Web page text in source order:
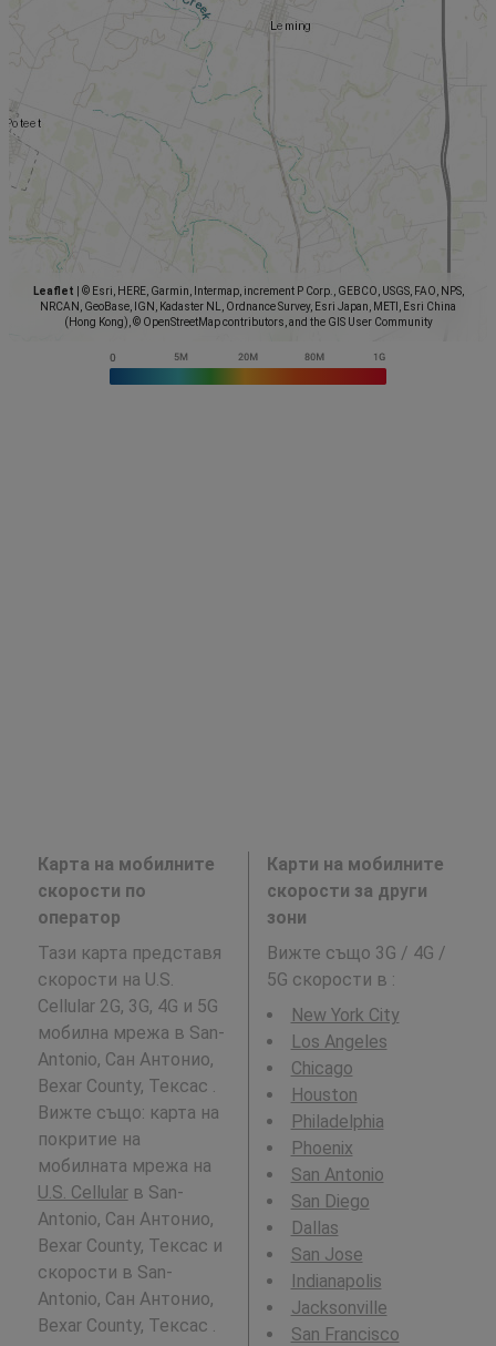
Leaflet
© Esri, HERE, Garmin, Intermap, increment P Corp., GEBCO, USGS, FAO, NPS,
NRCAN, GeoBase, IGN, Kadaster NL, Ordnance Survey, Esri Japan, METI, Esri China
(Hong Kong), © OpenStreetMap contributors, and the GIS User Community
Карта на мобилните
скорости по
оператор
Тази карта представя
скорости на U.S.
Cellular 2G, 3G, 4G и 5G
мобилна мрежа в San-
Antonio, Сан Антонио,
Bexar County, Тексас .
Вижте също: карта на
покритие на
мобилната мрежа на
U.S. Cellularв San-
Antonio, Сан Антонио,
Bexar County, Тексас и
скорости в San-
Antonio, Сан Антонио,
Bexar County, Тексас .
Карти на мобилните
скорости за други
зони
Вижте също 3G / 4G /
5G скорости в :
New York City
Los Angeles
Chicago
Houston
Philadelphia
Phoenix
San Antonio
San Diego
Dallas
San Jose
Indianapolis
Jacksonville
San Francisco